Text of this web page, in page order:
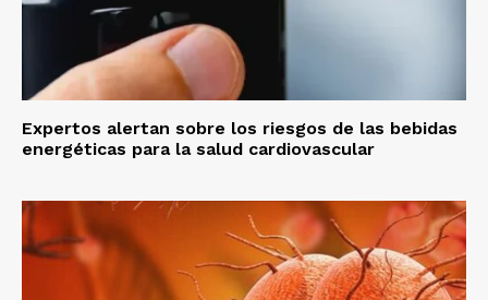
Expertos alertan sobre los riesgos de las bebidas
energéticas para la salud cardiovascular